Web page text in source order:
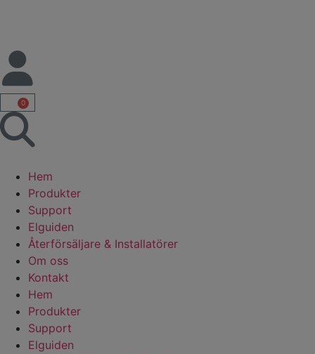
0
Hem
Produkter
Support
Elguiden
Återförsäljare & Installatörer
Om oss
Kontakt
Hem
Produkter
Support
Elguiden